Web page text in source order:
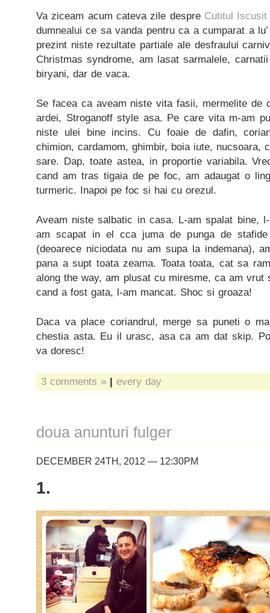
Va ziceam acum cateva zile despre Cutitul Iscusit
dumnealui ce sa vanda pentru ca a cumparat a
prezint niste rezultate partiale ale desfraului
Christmas syndrome, am lasat sarmalele,
biryani, dar de vaca.
Se facea ca aveam niste vita fasii, mermelite de
ardei, Stroganoff style asa. Pe care vita m-am
niste ulei bine incins. Cu foaie de dafin,
chimion, cardamom, ghimbir, boia iute, nucsoara,
sare. Dap, toate astea, in proportie variabila.
cand am tras tigaia de pe foc, am adaugat o
turmeric. Inapoi pe foc si hai cu orezul.
Aveam niste salbatic in casa. L-am spalat bine,
am scapat in el cca juma de punga de
(deoarece niciodata nu am supa la indemana),
pana a supt toata zeama. Toata toata, cat sa
along the way, am plusat cu miresme, ca am
cand a fost gata, l-am mancat. Shoc si groaza!
Daca va place coriandrul, merge sa puneti o
chestia asta. Eu il urasc, asa ca am dat skip.
va doresc!
3 comments » | every day
doua anunturi fulger
DECEMBER 24TH, 2012 — 12:30PM
1.